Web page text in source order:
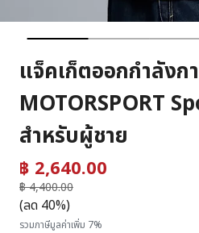
แจ็คเก็ตออกกำลังก
MOTORSPORT
สำหรับผู้ชาย
฿ 2,640.00
฿ 4,400.00
ถึง
(ลด 40%)
รวมภาษีมูลค่าเพิ่ม 7%